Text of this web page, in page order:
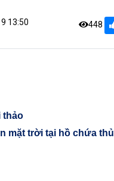
13:50 448
thảo
mặt trời tại hồ chứa